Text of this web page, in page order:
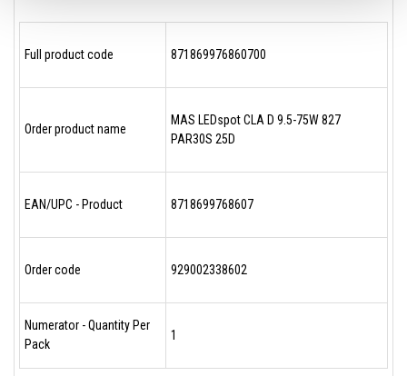
Full product code 871869976860700
Order product name
MAS LEDspot CLA D 9.5-75W 827
PAR30S 25D
EAN/UPC - Product 8718699768607
Order code 929002338602
Numerator - Quantity Per
Pack
1